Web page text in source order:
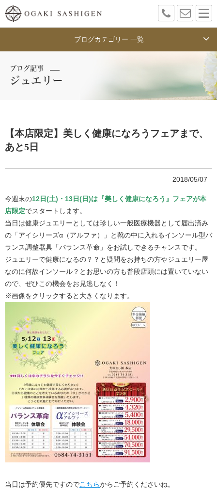
ブログカテゴリー 一覧
ブログ記事
ジュエリー
【本店限定】美しく健康になろうフェアまで、
あと5日
2018/05/07
今週末の12日(土)・13日(日)は『美しく健康になろう』フェアが本
店限定でスタートします。
当日は健康ジュエリーとしては珍しい一般医療機器として届出済み
の「アイシリーズα（アルファ）」と靴の中に入れるインソール型バ
ランス調整器具「バランス革命」をお試しできるチャンスです。
ジュエリーで健康になるの？？と疑問をお持ちの方やジュエリー屋
なのに何故インソール？とお思いの方も普段店頭には置いていない
ので、ぜひこの機会をお見逃しなく！
※画像をクリックすると大きくなります。
当日は予約優先ですのでこちらからご予約くださいね。